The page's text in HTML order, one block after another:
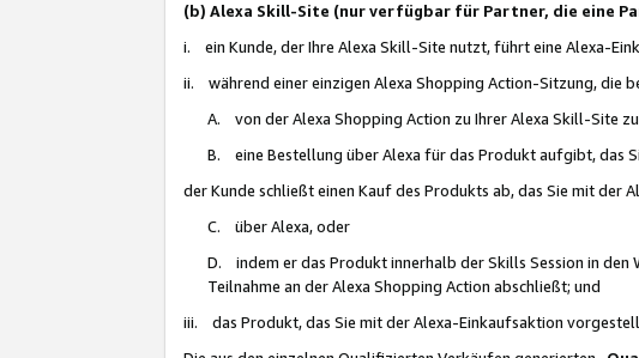
(b) Alexa Skill-Site (nur verfügbar für Partner, die eine
i. ein Kunde, der Ihre Alexa Skill-Site nutzt, führt eine Alexa-
ii. während einer einzigen Alexa Shopping Action-Sitzung, die
A. von der Alexa Shopping Action zu Ihrer Alexa Skill-Site
B. eine Bestellung über Alexa für das Produkt aufgibt, das
der Kunde schließt einen Kauf des Produkts ab, das Sie mit der
C. über Alexa, oder
D. indem er das Produkt innerhalb der Skills Session in den
Teilnahme an der Alexa Shopping Action abschließt; und
iii. das Produkt, das Sie mit der Alexa-Einkaufsaktion